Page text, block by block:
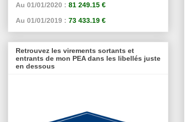
Au 01/01/2020 : 81 249.15 €
Au 01/01/2019 : 73 433.19 €
Retrouvez les virements sortants et
entrants de mon PEA dans les libellés juste
en dessous